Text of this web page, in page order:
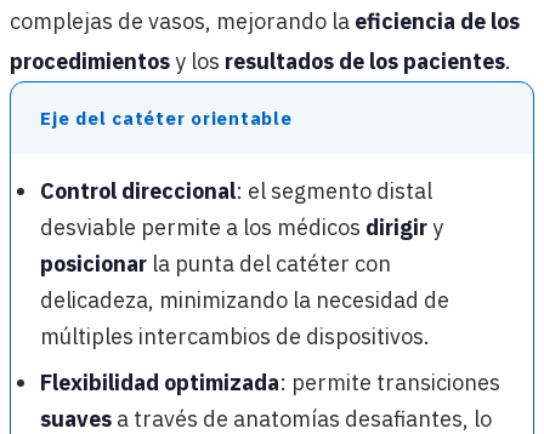
complejas de vasos, mejorando la eficiencia de los
procedimientosy los resultados de los pacientes.
Eje del catéter orientable
Control direccional: el segmento distal
desviable permite a los médicos dirigiry
posicionar la punta del catéter con
delicadeza, minimizando la necesidad de
múltiples intercambios de dispositivos.
Flexibilidad optimizada: permite transiciones
suaves a través de anatomías desafiantes, lo